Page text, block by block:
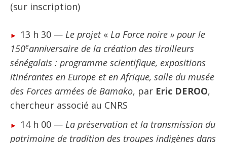
(sur inscription)
13 h 30 — Le projet « La Force noire » pour le
150eanniversaire de la création des tirailleurs
sénégalais : programme scientifique, expositions
itinérantes en Europe et en Afrique, salle du musée
des Forces armées de Bamako, par Eric DEROO,
chercheur associé au CNRS
14 h 00 — La préservation et la transmission du
patrimoine de tradition des troupes indigènes dans